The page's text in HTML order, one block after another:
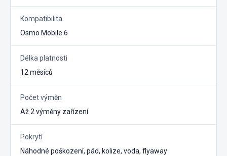
Kompatibilita
Osmo Mobile 6
Délka platnosti
12 měsíců
Počet výměn
Až 2 výměny zařízení
Pokrytí
Náhodné poškození, pád, kolize, voda, flyaway